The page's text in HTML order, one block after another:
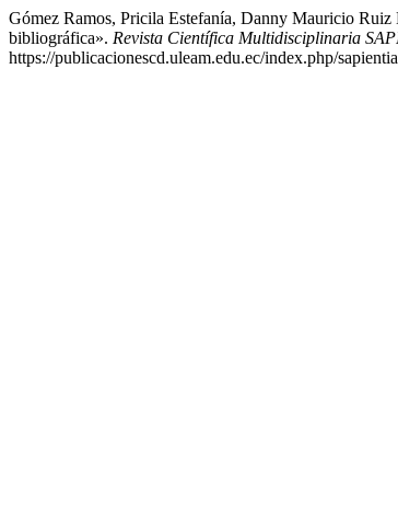
Gómez Ramos, Pricila Estefanía, Danny Mauricio
bibliográfica». Revista Científica Multidisciplinaria
https://publicacionescd.uleam.edu.ec/index.php/